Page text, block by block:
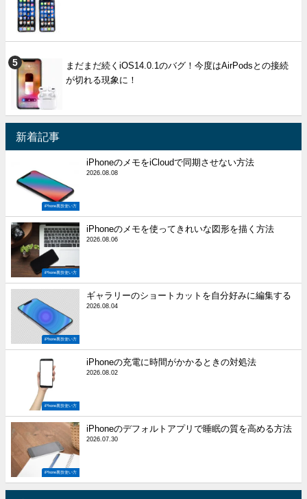
まだまだ続くiOS14.0.1のバグ！今度はAirPodsとの接続
が切れる現象に！
新着記事
iPhone裏技使い方
iPhoneのメモをiCloudで同期させない方法
2026.08.08
iPhone裏技使い方
iPhoneのメモを使ってきれいな図形を描く方法
2026.08.06
iPhone裏技使い方
ギャラリーのショートカットを自分好みに編集する
2026.08.04
iPhone裏技使い方
iPhoneの充電に時間がかかるときの対処法
2026.08.02
iPhone裏技使い方
iPhoneのデフォルトアプリで睡眠の質を高める方法
2026.07.30